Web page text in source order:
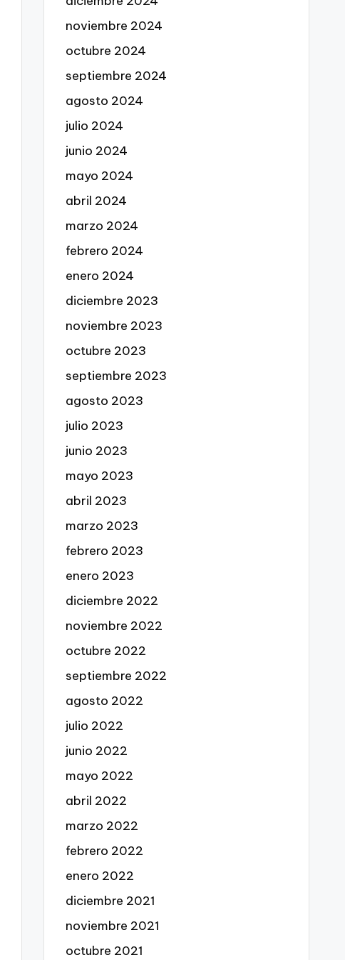
noviembre 2024
octubre 2024
septiembre 2024
agosto 2024
julio 2024
junio 2024
mayo 2024
abril 2024
marzo 2024
febrero 2024
enero 2024
diciembre 2023
noviembre 2023
octubre 2023
septiembre 2023
agosto 2023
julio 2023
junio 2023
mayo 2023
abril 2023
marzo 2023
febrero 2023
enero 2023
diciembre 2022
noviembre 2022
octubre 2022
septiembre 2022
agosto 2022
julio 2022
junio 2022
mayo 2022
abril 2022
marzo 2022
febrero 2022
enero 2022
diciembre 2021
noviembre 2021
octubre 2021